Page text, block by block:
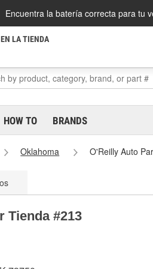
Encuentra la batería correcta para tu
LA TIENDA
HOW TO BRANDS
Oklahoma O'Reilly Auto
Tienda #213